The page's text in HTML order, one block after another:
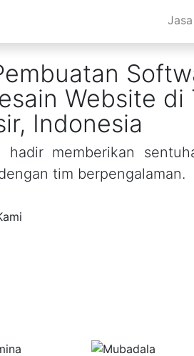
Website di
Indonesia
hadir memberikan
tim berpengalaman.